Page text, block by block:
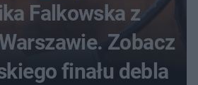
Falkowska z
Zobacz
finału debla